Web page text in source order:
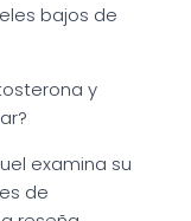
bajos de
y
examina su
de